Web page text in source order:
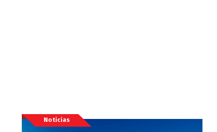
Noticias